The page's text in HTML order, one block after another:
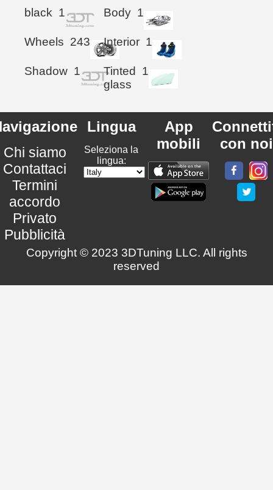
black 1 Body 1
Wheels 243 Interior 1
Shadow 1
Tinted
glass
1
Chi siamo
Contattaci
Termini
accordo
Privato
Pubblicità
Lingua
Seleziona la
lingua:
App
mobili
con noi
Copyright © 2023 3DTuning LLC. All rights
reserved